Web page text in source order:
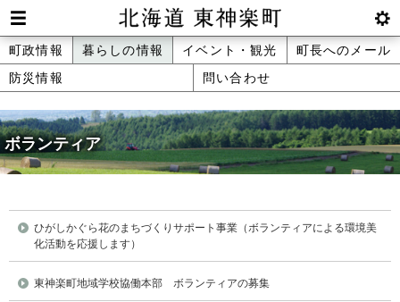
本
文
へ
メ
ニ
ュ
ー
Men
u
btnS
ettin
北海道 東神楽町 Hokkaido
メ
ニ
ュ
ー
町政情報 暮らしの情報 イベント・観光
町長へのメール
防災情報
問い合わせ
ボランティア
ひがしかぐら花のまちづくりサポート事業（ボランティアによる環境美
化活動を応援します）
東神楽町地域学校協働本部 ボランティアの募集